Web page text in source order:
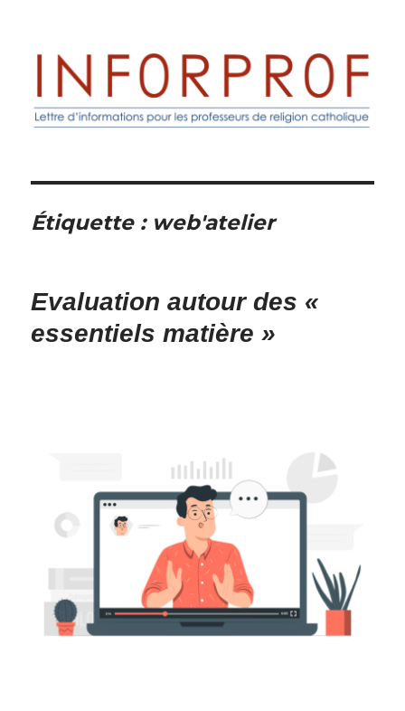
Inforprof
Étiquette : web'atelier
Evaluation autour des «
essentiels matière »